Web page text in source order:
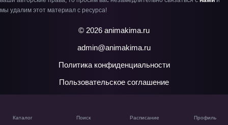
Каталог Поиск Расписание Профиль
мы удалим этот материал с ресурса!
© 2026 animakima.ru
admin@animakima.ru
Политика конфиденциальности
Пользовательское соглашение